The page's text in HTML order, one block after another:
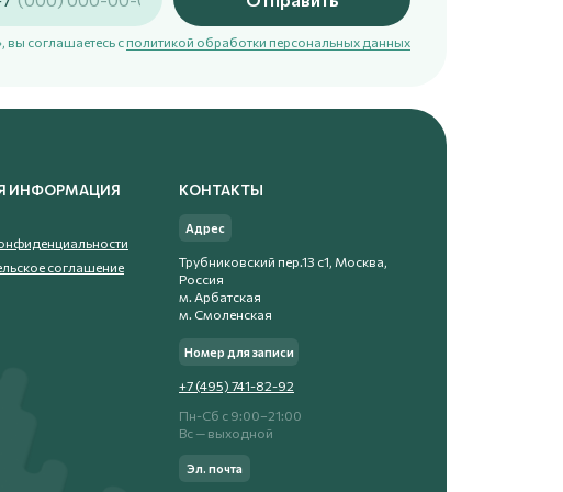
соглашаетесь с политикой обработки персональных данных
ИНФОРМАЦИЯ КОНТАКТЫ
соглашение
Трубниковский пер.13 с1, Москва,
Россия
м. Арбатская
м. Смоленская
+7 (495) 741-82-92
Пн-Сб с 9:00−21:00
Вс — выходной
Адрес
Номер для записи
Эл. почта